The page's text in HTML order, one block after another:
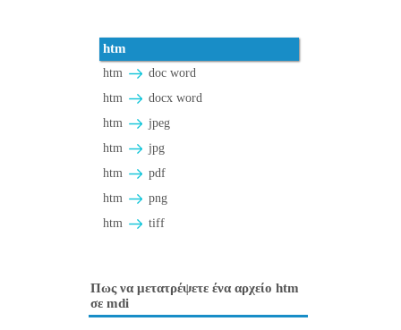
htm
htm
doc word
htm
docx word
htm
jpeg
htm
jpg
htm
pdf
htm
png
htm
tiff
Πως να μετατρέψετε ένα αρχείο htm
σε mdi